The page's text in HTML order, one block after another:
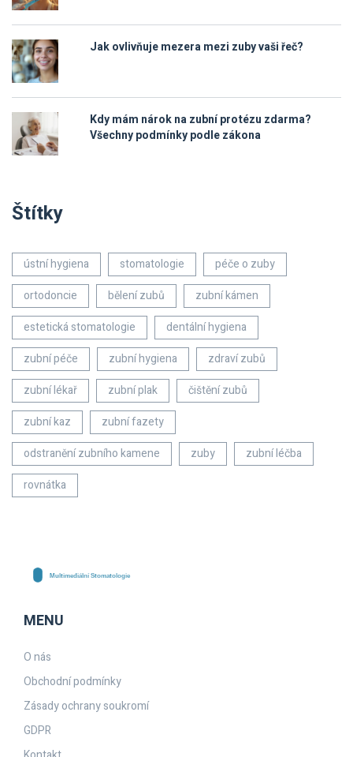
Jak ovlivňuje mezera mezi zuby vaši řeč?
Kdy mám nárok na zubní protézu zdarma?
Všechny podmínky podle zákona
Štítky
ústní hygiena stomatologie
péče o zuby
ortodoncie
bělení zubů
zubní kámen
estetická stomatologie
dentální hygiena
zubní péče
zubní hygiena
zdraví zubů
zubní lékař
zubní plak
čištění zubů
zubní kaz
zubní fazety
odstranění zubního kamene
zuby
zubní léčba
rovnátka
MENU
O nás
Obchodní podmínky
Zásady ochrany soukromí
GDPR